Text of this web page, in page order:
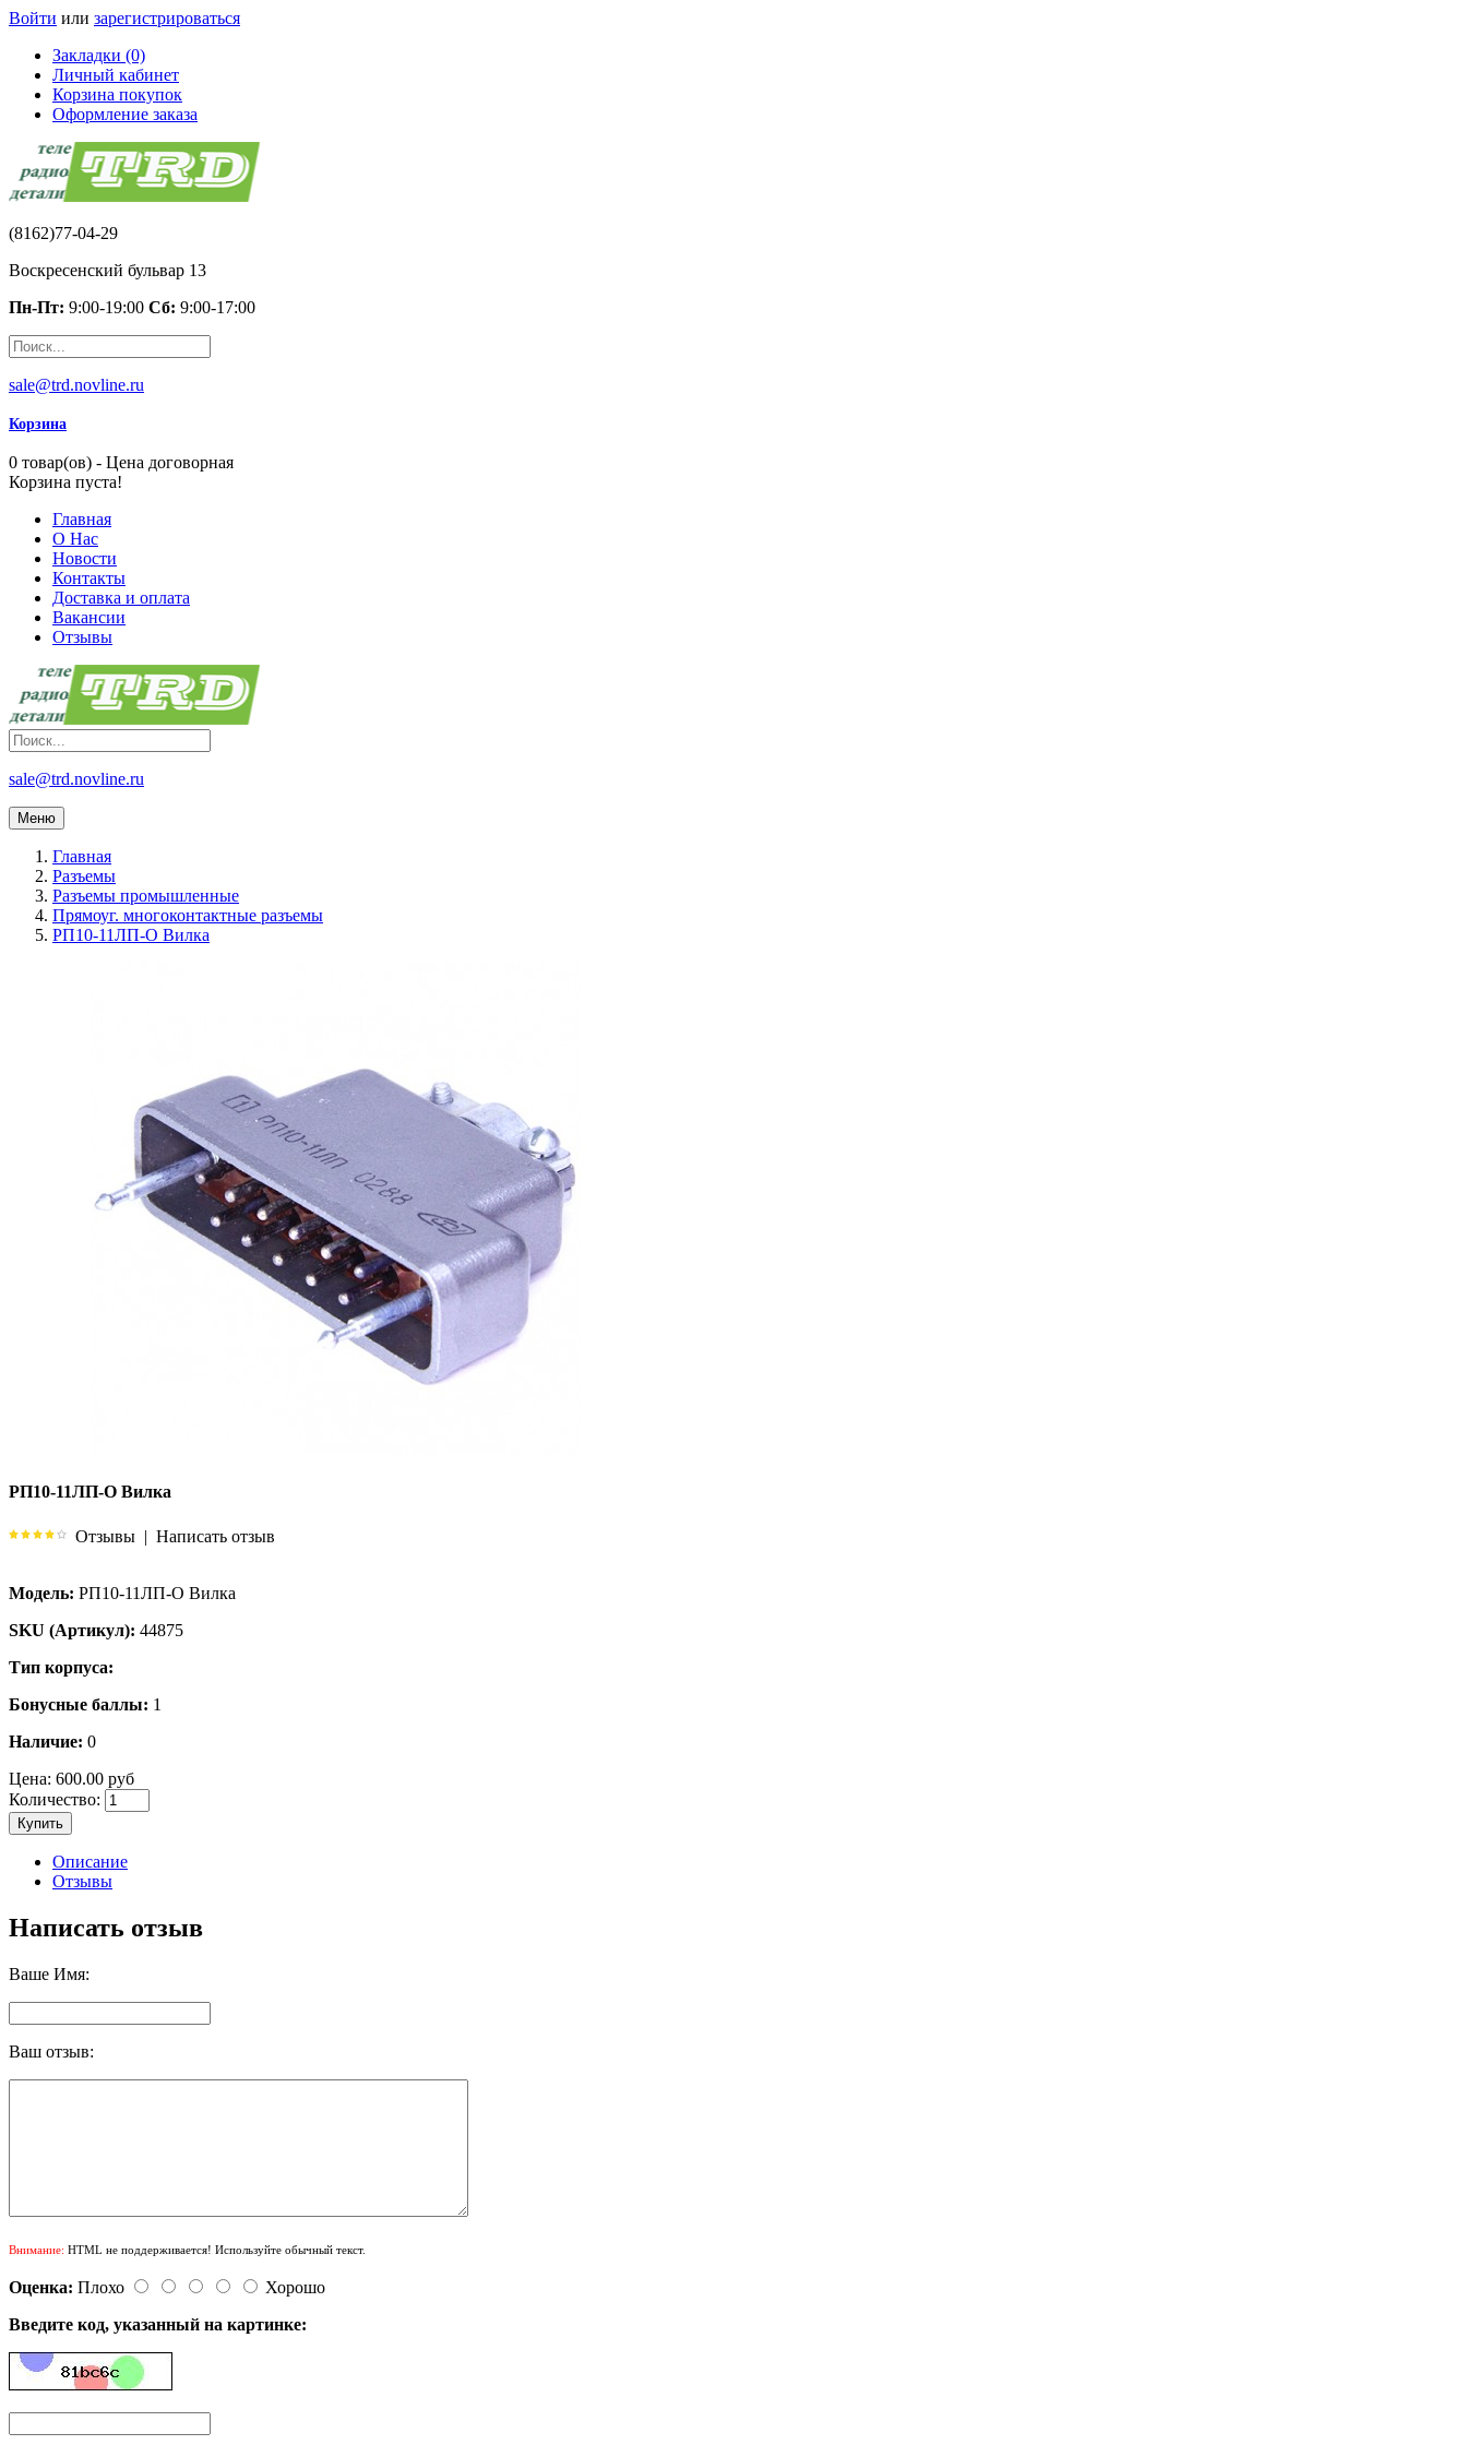
Войти или зарегистрироваться
Закладки (0)
Личный кабинет
Корзина покупок
Оформление заказа
(8162)77-04-29
Воскресенский бульвар 13
Пн-Пт: 9:00-19:00 Сб: 9:00-17:00
sale@trd.novline.ru
Корзина
0 товар(ов) - Цена договорная
Корзина пуста!
Главная
О Нас
Новости
Контакты
Доставка и оплата
Вакансии
Отзывы
sale@trd.novline.ru
Меню
Главная
Разъемы
Разъемы промышленные
Прямоуг. многоконтактные разъемы
РП10-11ЛП-О Вилка
РП10-11ЛП-О Вилка
Отзывы | Написать отзыв
Модель: РП10-11ЛП-О Вилка
SKU (Артикул): 44875
Тип корпуса:
Бонусные баллы: 1
Наличие: 0
Цена: 600.00 руб
Количество:
Купить
Описание
Отзывы
Написать отзыв
Ваше Имя:
Ваш отзыв:
Внимание: HTML не поддерживается! Используйте обычный текст.
Оценка: Плохо
Хорошо
Введите код, указанный на картинке: